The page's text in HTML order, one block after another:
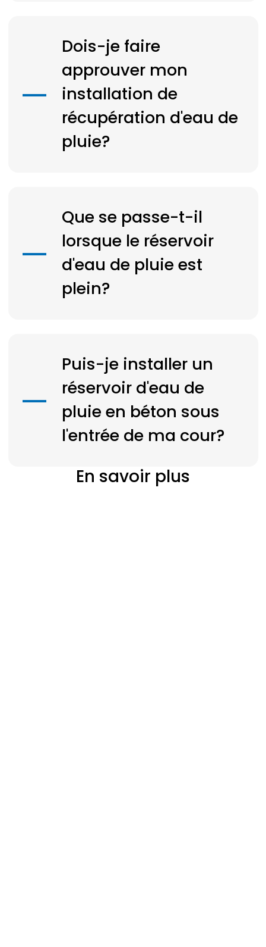
Dois-je faire
approuver mon
installation de
récupération d'eau de
pluie?
Que se passe-t-il
lorsque le réservoir
d'eau de pluie est
plein?
Puis-je installer un
réservoir d'eau de
pluie en béton sous
l'entrée de ma cour?
En savoir plus